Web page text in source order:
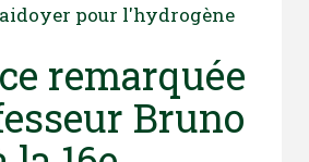
pour l'hydrogène
remarquée
Bruno